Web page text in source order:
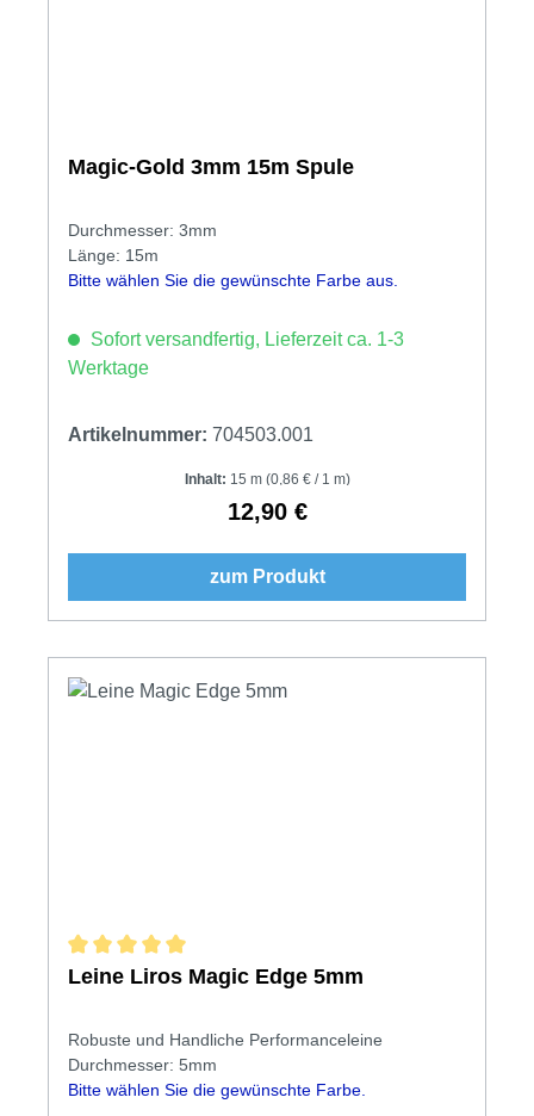
Magic-Gold 3mm 15m Spule
Durchmesser: 3mm
Länge: 15m
Bitte wählen Sie die gewünschte Farbe aus.
Sofort versandfertig, Lieferzeit ca. 1-3
Werktage
Artikelnummer: 704503.001
Inhalt: 15 m (0,86 € / 1 m)
Regulärer Preis:
12,90 €
zum Produkt
Durchschnittliche Bewertung von 5 von 5 Sternen
Leine Liros Magic Edge 5mm
Robuste und Handliche Performanceleine
Durchmesser: 5mm
Bitte wählen Sie die gewünschte Farbe.